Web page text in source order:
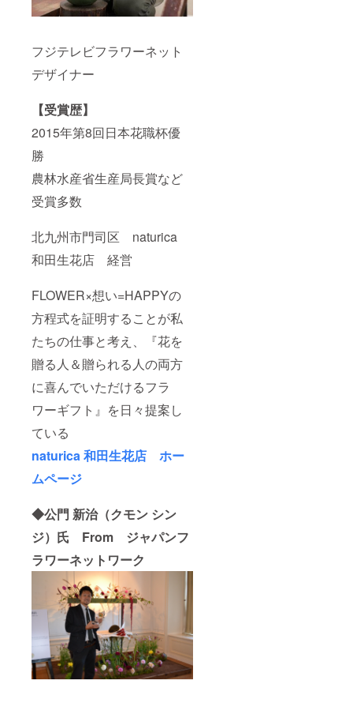
フジテレビフラワーネット
デザイナー
【受賞歴】
2015年第8回日本花職杯優
勝
農林水産省生産局長賞など
受賞多数
北九州市門司区 naturica
和田生花店 経営
FLOWER×想い=HAPPYの
方程式を証明することが私
たちの仕事と考え、『花を
贈る人＆贈られる人の両方
に喜んでいただけるフラ
ワーギフト』を日々提案し
ている
naturica 和田生花店 ホー
ムページ
◆公門 新治（クモン シン
ジ）氏 From ジャパンフ
ラワーネットワーク